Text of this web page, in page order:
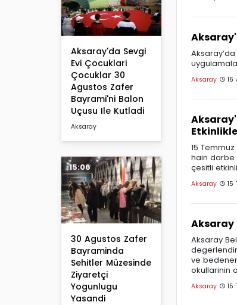
Aksaray'da Sevgi
Evi Çocuklari
Çocuklar 30
Agustos Zafer
Bayrami'ni Balon
Uçusu Ile Kutladi
Aksaray
15:06
30 Agustos Zafer
Bayraminda
Sehitler Müzesinde
Ziyaretçi
Yogunlugu
Yasandi
Aksaray 16
15
hain darbe
çesitli
Aksaray 15
Aksaray
Aksaray
ve
okullarinin
Aksaray 15